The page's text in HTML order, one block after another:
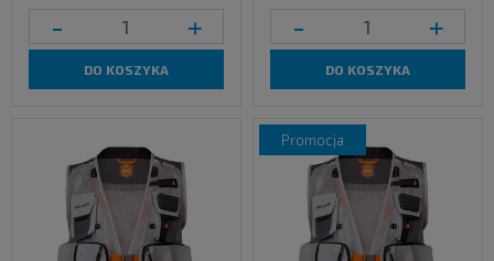
- +
DO KOSZYKA
- +
DO KOSZYKA
promocja